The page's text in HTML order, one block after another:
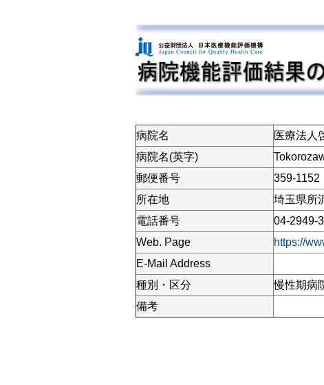
病院名
医療法人
病院名(英字)
郵便番号
359-1152
所在地
埼玉県所
電話番号
04-2949-
Web. Page
https://
E-Mail Address
種別・区分
慢性期病
備考